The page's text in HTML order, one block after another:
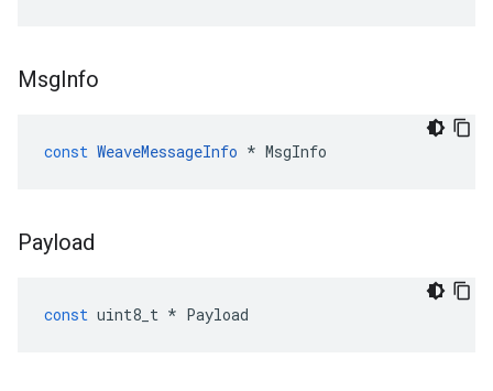
MsgInfo
const WeaveMessageInfo * MsgInfo
Payload
const uint8_t * Payload